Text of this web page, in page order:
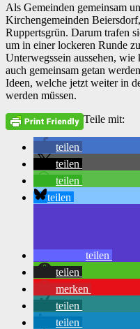
Als Gemeinden gemeinsam
Kirchengemeinden
Ruppertsgrün. Darum trafen
um in einer lockeren Runde
Unterwegssein aussehen,
auch gemeinsam getan
Ideen, welche jetzt weiter in
werden müssen.
Teile mit:
teilen
teilen
teilen
teilen
teilen
teilen
merken
teilen
teilen